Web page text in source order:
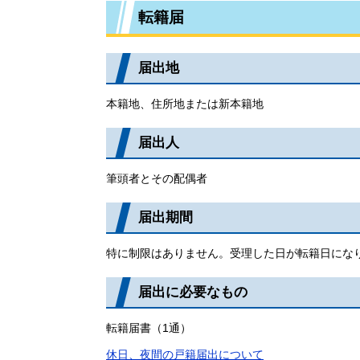
転籍届
届出地
本籍地、住所地または新本籍地
届出人
筆頭者とその配偶者
届出期間
特に制限はありません。受理した日が転籍日にな
届出に必要なもの
転籍届書（1通）
休日、夜間の戸籍届出について